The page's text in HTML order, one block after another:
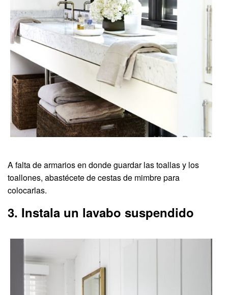
A falta de armarios en donde guardar las toallas y los
toallones, abastécete de cestas de mimbre para
colocarlas.
3. Instala un lavabo suspendido